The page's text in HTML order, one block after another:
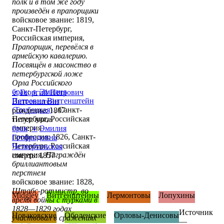
полк и в том же году
произведён в прапорщики
войсковое звание: 1819,
Санкт-Петербург,
Российская империя,
Прапорщик, перевёлся в
армейскую кавалерию.
Посвящён в масонство в
петербургской ложе
Орла Российского
брак:♀ Эмилия
Петровна Витгенштейн
(Трубецкая), Санкт-
Петербург, Российская
империя
профессия: 1826, Санкт-
Петербург, Российская
империя,Награждён
бриллиантовым
перстнем
войсковое звание: 1828,
Штабс-ротмистр, во
время войны с турками в
1828—1829 годах
участвовал в сражениях
♂ Георгий Петрович
Витгенштейн
рождение: 1807
титул:князь
брак:♀ Эмилия
Готфридовна
Четвертинская
смерть: 1857
Midgley Витгенштейны Лермонтовы Лопухины
Новаковские Оболенские Орловы-ДенисовыИсточник
—